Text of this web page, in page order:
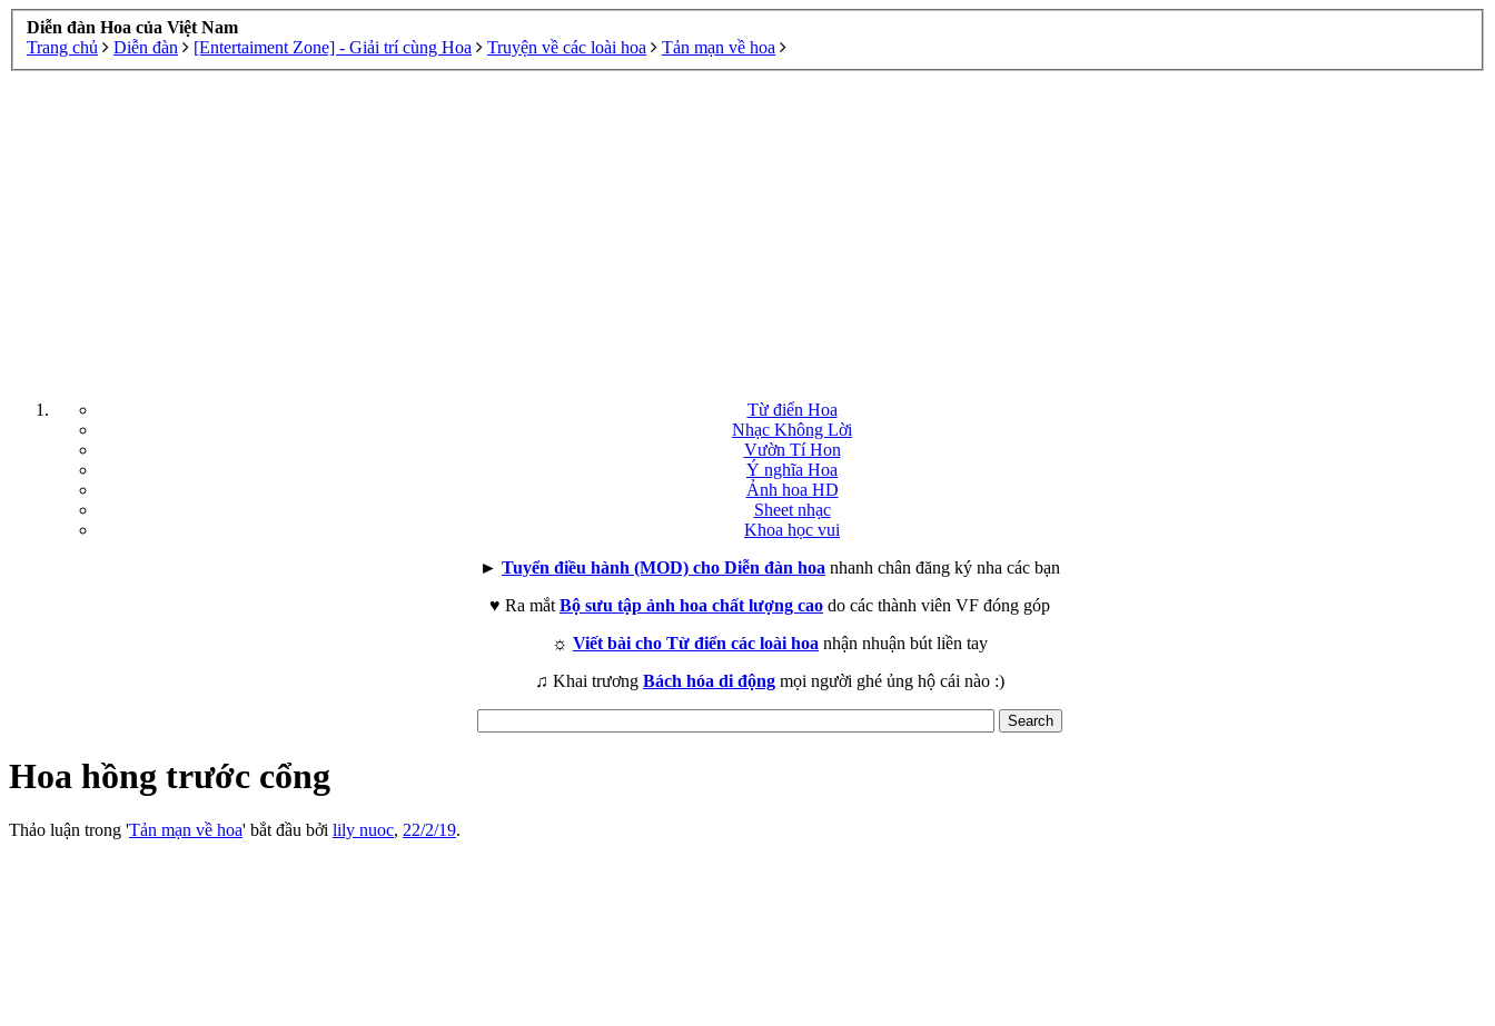
Diễn đàn Hoa của Việt Nam
Trang chủ
Diễn đàn [Entertaiment Zone] - Giải trí cùng Hoa Truyện về các loài hoa Tản mạn về hoa
Từ điển Hoa
Nhạc Không Lời
Vườn Tí Hon
Ý nghĩa Hoa
Ảnh hoa HD
Sheet nhạc
Khoa học vui
► Tuyển điều hành (MOD) cho Diễn đàn hoa nhanh chân đăng ký nha các bạn
♥ Ra mắt Bộ sưu tập ảnh hoa chất lượng cao do các thành viên VF đóng góp
☼ Viết bài cho Từ điển các loài hoa nhận nhuận bút liền tay
♫ Khai trương Bách hóa di động mọi người ghé ủng hộ cái nào :)
Hoa hồng trước cổng
Thảo luận trong 'Tản mạn về hoa' bắt đầu bởi lily nuoc, 22/2/19.